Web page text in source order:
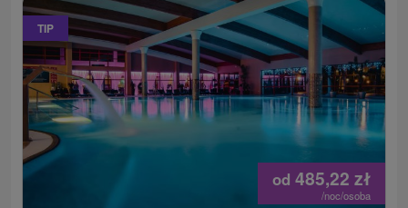
TIP
od 485,22 zł
/noc/osoba